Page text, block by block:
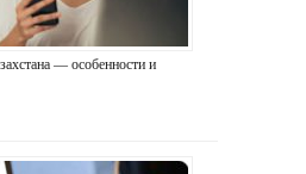
— особенности и